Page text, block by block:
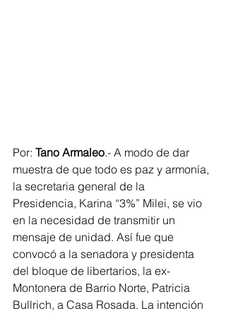
Por: Tano Armaleo.- A modo de dar
muestra de que todo es paz y armonía,
la secretaria general de la
Presidencia, Karina “3%” Milei, se vio
en la necesidad de transmitir un
mensaje de unidad. Así fue que
convocó a la senadora y presidenta
del bloque de libertarios, la ex-
Montonera de Barrio Norte, Patricia
Bullrich, a Casa Rosada. La intención